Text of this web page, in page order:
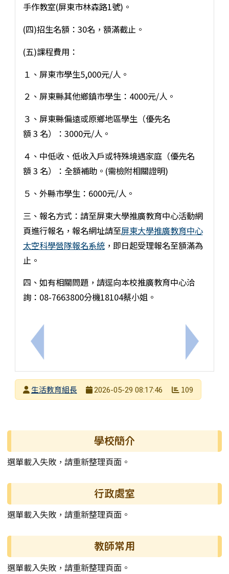
上一筆：【轉知訊息】衛武營2026夏舞營Summer
手作教室(屏東市林森路1號)。
(四)招生名額：30名，額滿截止。
(五)課程費用：
１、屏東市學生5,000元/人。
２、屏東縣其他鄉鎮市學生：4000元/人。
３、屏東縣偏遠或原鄉地區學生（優先名
額 3 名）：3000元/人。
４、中低收、低收入戶或特殊境遇家庭（優先名
額 3 名）：全額補助。(需檢附相關證明)
５、外縣市學生：6000元/人。
三、報名方式：請至屏東大學推廣教育中心活動網
頁進行報名，報名網址請至屏東大學推廣教育中心
太空科學營隊報名系統，即日起受理報名至額滿為
止。
四、如有相關問題，請逕向本校推廣教育中心洽
詢：08-7663800分機18104蔡小姐。
下一筆：
發布者生活教育組長
2026-05-29 08:17:46 109
左邊區域內容 學校簡介
選單載入失敗，請重新整理頁面。
行政處室
選單載入失敗，請重新整理頁面。
教師常用
選單載入失敗，請重新整理頁面。